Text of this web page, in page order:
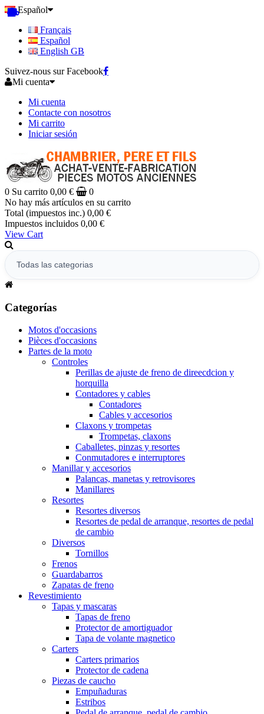
Español
Français
Español
English GB
Suivez-nous sur Facebook
Mi cuenta
Mi cuenta
Contacte con nosotros
Mi carrito
Iniciar sesión
0 Su carrito 0,00 €
0
No hay más artículos en su carrito
Total (impuestos inc.) 0,00 €
Impuestos incluidos 0,00 €
View Cart
Categorías
Motos d'occasions
Pièces d'occasions
Partes de la moto
Controles
Perillas de ajuste de freno de direecdcion y
horquilla
Contadores y cables
Contadores
Cables y accesorios
Claxons y trompetas
Trompetas, claxons
Caballetes, pinzas y resortes
Conmutadores e interruptores
Manillar y accesorios
Palancas, manetas y retrovisores
Manillares
Resortes
Resortes diversos
Resortes de pedal de arranque, resortes de pedal
de cambio
Diversos
Tornillos
Frenos
Guardabarros
Zapatas de freno
Revestimiento
Tapas y mascaras
Tapas de freno
Protector de amortiguador
Tapa de volante magnetico
Carters
Carters primarios
Protector de cadena
Piezas de caucho
Empuñaduras
Estribos